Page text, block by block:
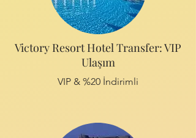
Victory Resort Hotel Transfer: VIP
Ulaşım
VIP & %20 İndirimli